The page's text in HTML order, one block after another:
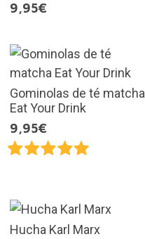
9,95€
Gominolas de té matcha
Eat Your Drink
9,95€
Hucha Karl Marx